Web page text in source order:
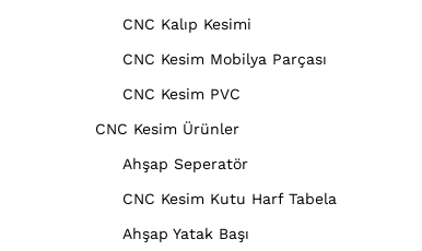
CNC Kalıp Kesimi
CNC Kesim Mobilya Parçası
CNC Kesim PVC
CNC Kesim Ürünler
Ahşap Seperatör
CNC Kesim Kutu Harf Tabela
Ahşap Yatak Başı